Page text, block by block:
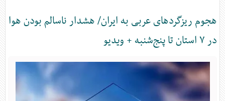
هجوم ریزگردهای عربی به ایران/ هشدار ناسالم بودن هوا
در ۷ استان تا پنج‌شنبه + ویدیو